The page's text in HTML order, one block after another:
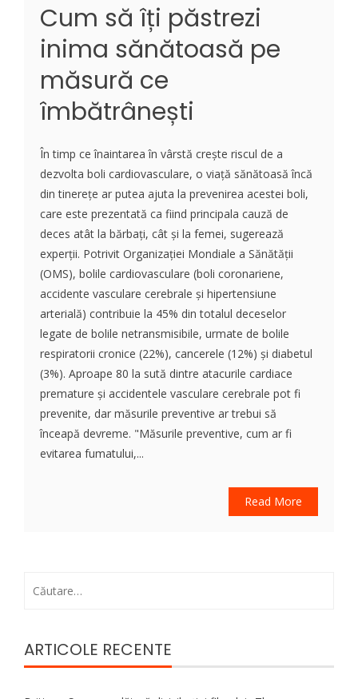
Cum să îți păstrezi
inima sănătoasă pe
măsură ce
îmbătrânești
În timp ce înaintarea în vârstă crește riscul de a
dezvolta boli cardiovasculare, o viață sănătoasă încă
din tinerețe ar putea ajuta la prevenirea acestei boli,
care este prezentată ca fiind principala cauză de
deces atât la bărbați, cât și la femei, sugerează
experții. Potrivit Organizației Mondiale a Sănătății
(OMS), bolile cardiovasculare (boli coronariene,
accidente vasculare cerebrale și hipertensiune
arterială) contribuie la 45% din totalul deceselor
legate de bolile netransmisibile, urmate de bolile
respiratorii cronice (22%), cancerele (12%) și diabetul
(3%). Aproape 80 la sută dintre atacurile cardiace
premature și accidentele vasculare cerebrale pot fi
prevenite, dar măsurile preventive ar trebui să
înceapă devreme. "Măsurile preventive, cum ar fi
evitarea fumatului,...
Read More
ARTICOLE RECENTE